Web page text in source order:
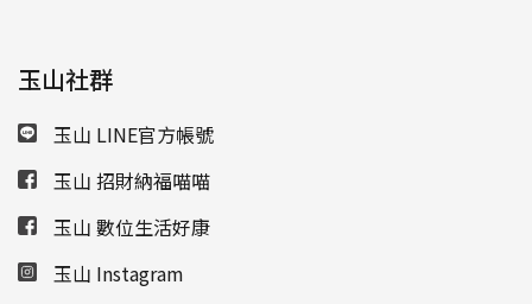
玉山社群
玉山 LINE官方帳號
玉山 招財納福喵喵
玉山 數位生活好康
玉山 Instagram